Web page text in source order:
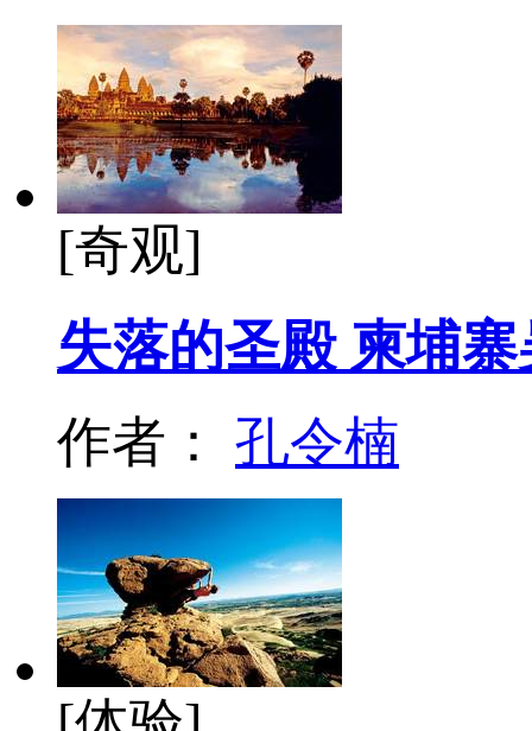
[奇观]
失落的圣殿 柬埔
作者： 孔令楠